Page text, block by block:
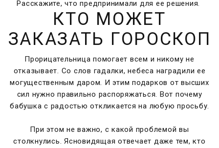
Расскажите, что предпринимали для ее решения.
КТО МОЖЕТ
ЗАКАЗАТЬ ГОРОСКОП
Прорицательница помогает всем и никому не
отказывает. Со слов гадалки, небеса наградили ее
могущественным даром. И этим подарков от высших
сил нужно правильно распоряжаться. Вот почему
бабушка с радостью откликается на любую просьбу.
При этом не важно, с какой проблемой вы
столкнулись. Ясновидящая отвечает даже тем, кто